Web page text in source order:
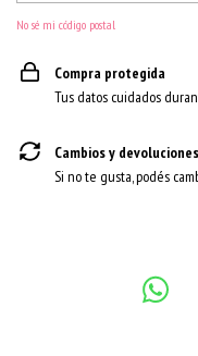
No sé mi código postal
Compra protegida
Tus datos cuidados
Cambios y devoluciones
Si no te gusta, podés